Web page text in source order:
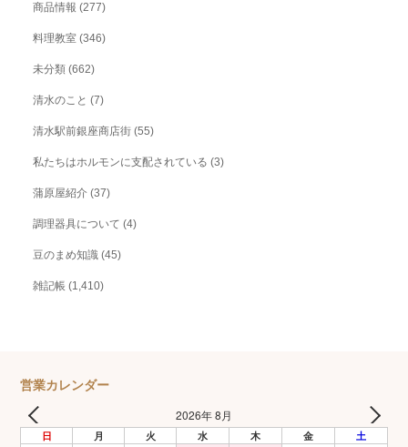
商品情報 (277)
料理教室 (346)
未分類 (662)
清水のこと (7)
清水駅前銀座商店街 (55)
私たちはホルモンに支配されている (3)
蒲原屋紹介 (37)
調理器具について (4)
豆のまめ知識 (45)
雑記帳 (1,410)
営業カレンダー
2026年 8月
日 月 火 水 木 金 土